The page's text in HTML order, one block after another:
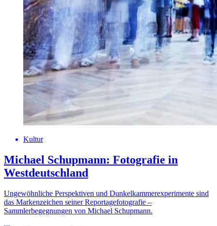
Kultur
Michael Schupmann: Fotografie in
Westdeutschland
Ungewöhnliche Perspektiven und Dunkelkammerexperimente sind
das Markenzeichen seiner Reportagefotografie –
Sammlerbegegnungen von Michael Schupmann.